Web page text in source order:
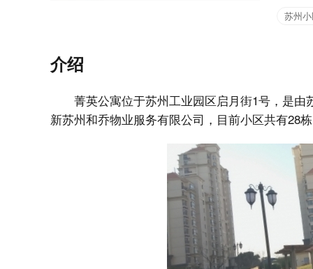
苏州
介绍
菁英公寓位于苏州工业园区启月街1号，是
新苏州和乔物业服务有限公司，目前小区共有28栋